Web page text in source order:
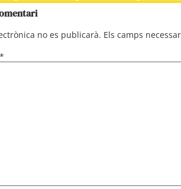
no es publicarà. Els camps
*